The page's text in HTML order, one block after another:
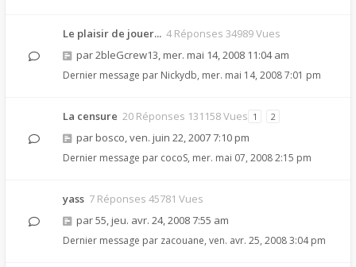
Le plaisir de jouer... 4 Réponses 34989 Vues
par2bleGcrew13, mer. mai 14, 2008 11:04 am
Dernier message par Nickydb, mer. mai 14, 2008 7:01 pm
La censure 20 Réponses 131158 Vues 1 2
par bosco,ven. juin 22, 2007 7:10 pm
Dernier message par cocoS, mer. mai 07, 2008 2:15 pm
yass 7 Réponses 45781 Vues
par55, jeu. avr. 24, 2008 7:55 am
Dernier message par zacouane, ven. avr. 25, 2008 3:04 pm